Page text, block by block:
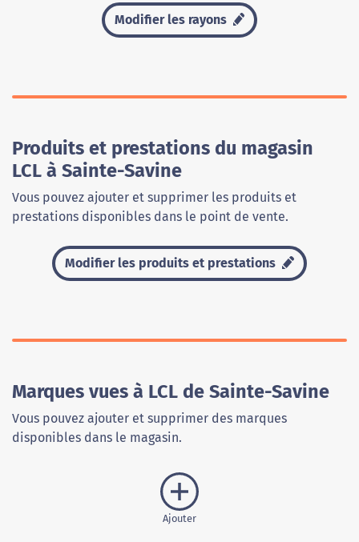
Modifier les rayons
Produits et prestations du magasin
LCL à Sainte-Savine
Vous pouvez ajouter et supprimer les produits et
prestations disponibles dans le point de vente.
Modifier les produits et prestations
Marques vues à LCL de Sainte-Savine
Vous pouvez ajouter et supprimer des marques
disponibles dans le magasin.
Ajouter